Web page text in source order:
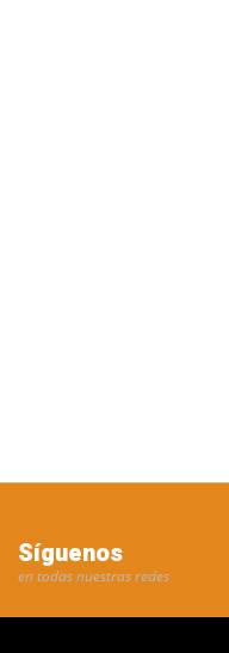
Síguenos
en todas nuestras redes